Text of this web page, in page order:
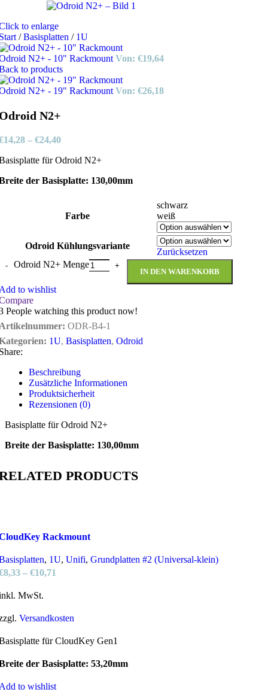
to enlarge
/ Basisplatten / 1U
N2+ - 10" Rackmount Von: €19,64
to products
N2+ - 19" Rackmount Von: €26,18
N2+
14,28 – €24,40
für Odroid N2+
der Basisplatte: 130,00mm
Farbe
schwarz
weiß
Odroid Kühlungsvariante
Zurücksetzen
Odroid N2+ Menge
IN DEN WARENKORB
to wishlist
People watching this product now!
ODR-B4-1
1U, Basisplatten, Odroid
Beschreibung
Zusätzliche Informationen
Produktsicherheit
Rezensionen (0)
Basisplatte für Odroid N2+
Breite der Basisplatte: 130,00mm
PRODUCTS
Rackmount
, 1U, Unifi, Grundplatten #2 (Universal-klein)
8,33 – €10,71
MwSt.
Versandkosten
für CloudKey Gen1
der Basisplatte: 53,20mm
to wishlist